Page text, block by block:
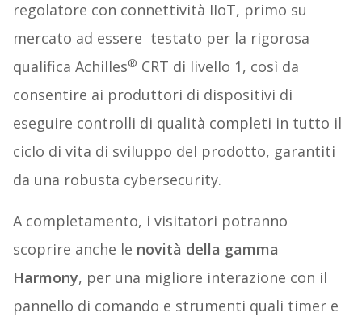
regolatore con connettività IIoT, primo su
mercato ad essere testato per la rigorosa
qualifica Achilles® CRT di livello 1, così da
consentire ai produttori di dispositivi di
eseguire controlli di qualità completi in tutto il
ciclo di vita di sviluppo del prodotto, garantiti
da una robusta cybersecurity.
A completamento, i visitatori potranno
scoprire anche le novità della gamma
Harmony, per una migliore interazione con il
pannello di comando e strumenti quali timer e